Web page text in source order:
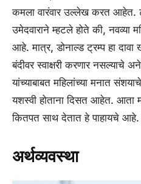
कमला वारंवार उल्लेख करत आहेत.
उमेदवाराने म्हटले होते की, नवव्या
आहे. मात्र, डोनाल्ड ट्रम्प हा
बंदीवर स्वाक्षरी करणार नसल्याचे
यांच्याबाबत महिलांच्या मनात
यशस्वी होताना दिसत आहेत. आता
कितपत साथ देतात हे पाहायचे आहे.
अर्थव्यवस्था